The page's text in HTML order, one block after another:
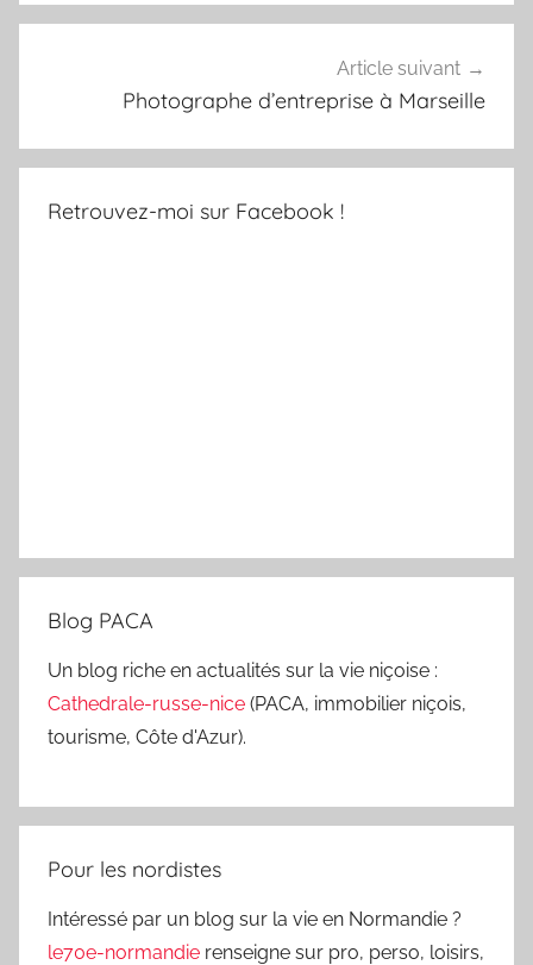
Article suivant
Photographe d’entreprise à Marseille
Retrouvez-moi sur Facebook !
Blog PACA
Un blog riche en actualités sur la vie niçoise :
Cathedrale-russe-nice (PACA, immobilier niçois,
tourisme, Côte d'Azur).
Pour les nordistes
Intéressé par un blog sur la vie en Normandie ?
le70e-normandie renseigne sur pro, perso, loisirs,